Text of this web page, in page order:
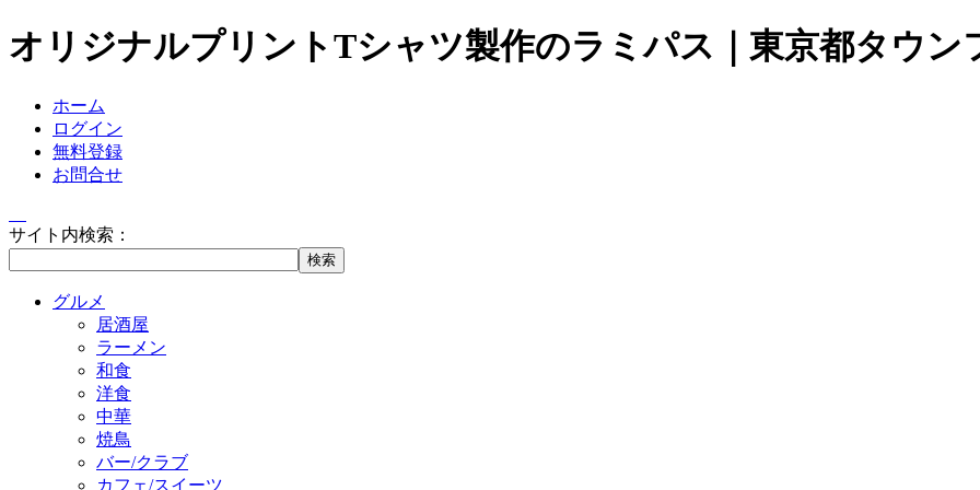
オリジナルプリントTシャツ製作のラミパス｜東京都タウン
ホーム
ログイン
無料登録
お問合せ
サイト内検索：
グルメ
居酒屋
ラーメン
和食
洋食
中華
焼鳥
バー/クラブ
カフェ/スイーツ